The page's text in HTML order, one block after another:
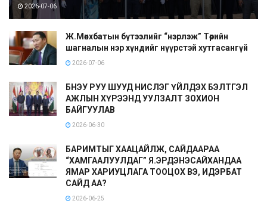
2026-07-06
Ж.Мөнхбатын бүтээлийг “нэрлэж” Төрийн
шагналын нэр хүндийг нүүрстэй хутгасангүй
2026-07-06
БНЭУ РУУ ШУУД НИСЛЭГ ҮЙЛДЭХ БЭЛТГЭЛ
АЖЛЫН ХҮРЭЭНД УУЛЗАЛТ ЗОХИОН
БАЙГУУЛАВ
2026-06-30
БАРИМТЫГ ХААЦАЙЛЖ, САЙДААРАА
“ХАМГААЛУУЛДАГ” Я.ЭРДЭНЭСАЙХАНДАА
ЯМАР ХАРИУЦЛАГА ТООЦОХ ВЭ, ИДЭРБАТ
САЙД АА?
2026-06-25